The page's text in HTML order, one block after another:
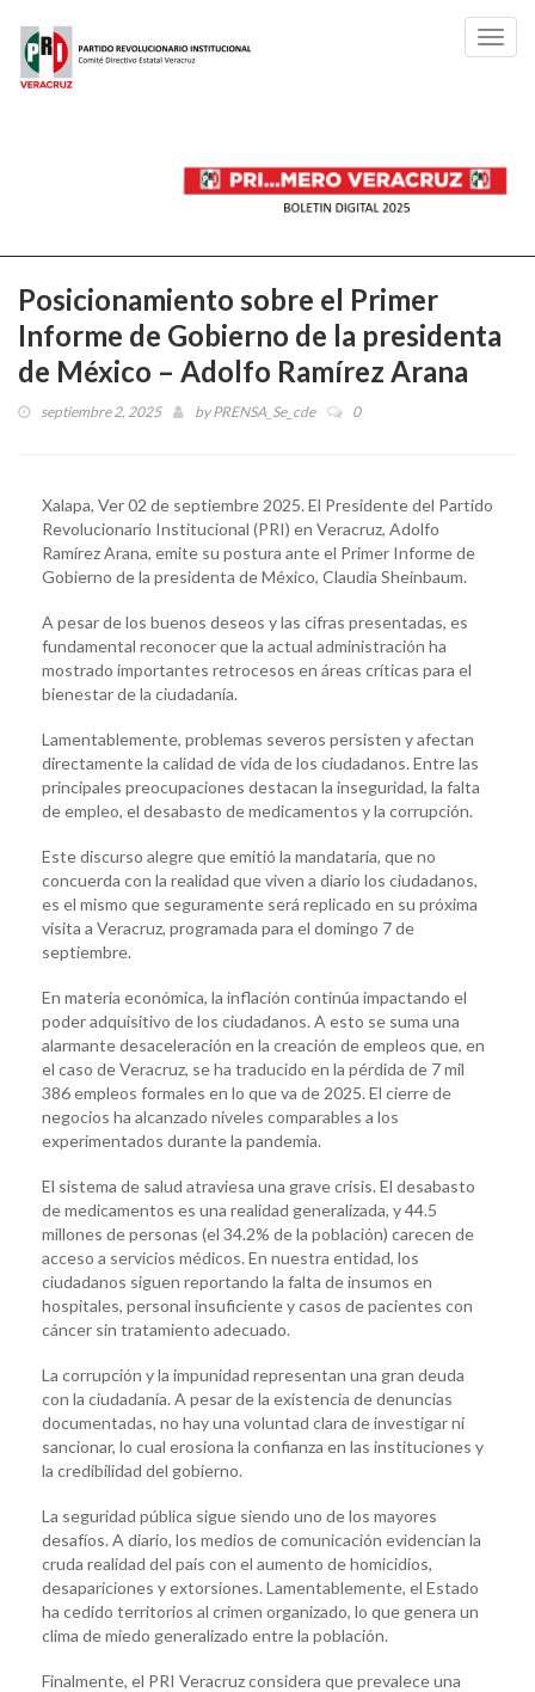
Posicionamiento sobre el Primer
Informe de Gobierno de la presidenta
de México – Adolfo Ramírez Arana
septiembre 2, 2025 byPRENSA_Se_cde 0
Xalapa, Ver 02 de septiembre 2025. El Presidente del Partido
Revolucionario Institucional (PRI) en Veracruz, Adolfo
Ramírez Arana, emite su postura ante el Primer Informe de
Gobierno de la presidenta de México, Claudia Sheinbaum.
A pesar de los buenos deseos y las cifras presentadas, es
fundamental reconocer que la actual administración ha
mostrado importantes retrocesos en áreas críticas para el
bienestar de la ciudadanía.
Lamentablemente, problemas severos persisten y afectan
directamente la calidad de vida de los ciudadanos. Entre las
principales preocupaciones destacan la inseguridad, la falta
de empleo, el desabasto de medicamentos y la corrupción.
Este discurso alegre que emitió la mandataria, que no
concuerda con la realidad que viven a diario los ciudadanos,
es el mismo que seguramente será replicado en su próxima
visita a Veracruz, programada para el domingo 7 de
septiembre.
En materia económica, la inflación continúa impactando el
poder adquisitivo de los ciudadanos. A esto se suma una
alarmante desaceleración en la creación de empleos que, en
el caso de Veracruz, se ha traducido en la pérdida de 7 mil
386 empleos formales en lo que va de 2025. El cierre de
negocios ha alcanzado niveles comparables a los
experimentados durante la pandemia.
El sistema de salud atraviesa una grave crisis. El desabasto
de medicamentos es una realidad generalizada, y 44.5
millones de personas (el 34.2% de la población) carecen de
acceso a servicios médicos. En nuestra entidad, los
ciudadanos siguen reportando la falta de insumos en
hospitales, personal insuficiente y casos de pacientes con
cáncer sin tratamiento adecuado.
La corrupción y la impunidad representan una gran deuda
con la ciudadanía. A pesar de la existencia de denuncias
documentadas, no hay una voluntad clara de investigar ni
sancionar, lo cual erosiona la confianza en las instituciones y
la credibilidad del gobierno.
La seguridad pública sigue siendo uno de los mayores
desafíos. A diario, los medios de comunicación evidencian la
cruda realidad del país con el aumento de homicidios,
desapariciones y extorsiones. Lamentablemente, el Estado
ha cedido territorios al crimen organizado, lo que genera un
clima de miedo generalizado entre la población.
Finalmente, el PRI Veracruz considera que prevalece una